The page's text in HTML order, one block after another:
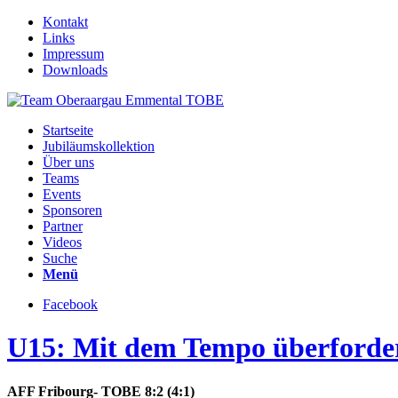
Kontakt
Links
Impressum
Downloads
Startseite
Jubiläumskollektion
Über uns
Teams
Events
Sponsoren
Partner
Videos
Suche
Menü
Facebook
U15: Mit dem Tempo
AFF Fribourg- TOBE 8:2 (4:1)